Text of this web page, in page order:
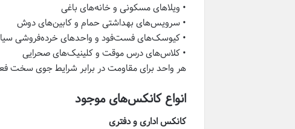
• ویلاهای مسکونی و خانه‌های باغی
• سرویس‌های بهداشتی حمام و کابین‌های دوش
• کیوسک‌های فست‌فود و واحدهای خرده‌فروشی
• کلاس‌های درس موقت و کلینیک‌های صحرایی
هر واحد برای مقاومت در برابر شرایط جوی سخت
انواع کانکس‌های موجود
کانکساداری و دفتری